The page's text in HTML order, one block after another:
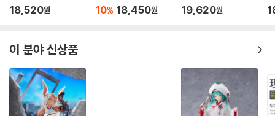
26年10月號
18,520원 10% 18,450원 19,620원
이 분야 신상품